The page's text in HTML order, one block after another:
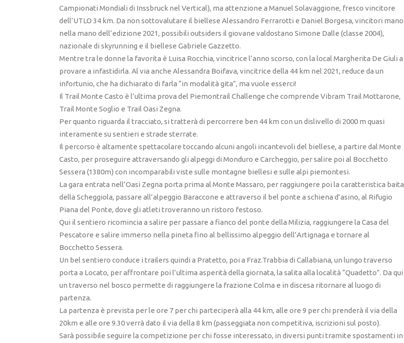
Campionati Mondiali di Inssbruck nel Vertical), ma attenzione a Manuel Solavaggione, fresco vincitore
dell’UTLO 34 km. Da non sottovalutare il biellese Alessandro Ferrarotti e Daniel Borgesa, vincitori mano
nella mano dell’edizione 2021, possibili outsiders il giovane valdostano Simone Dalle (classe 2004),
nazionale di skyrunning e il biellese Gabriele Gazzetto.
Mentre tra le donne la favorita è Luisa Rocchia, vincitrice l’anno scorso, con la local Margherita De Giuli a
provare a infastidirla. Al via anche Alessandra Boifava, vincitrice della 44 km nel 2021, reduce da un
infortunio, che ha dichiarato di farla “in modalità gita”, ma vuole esserci!
Il Trail Monte Casto è l’ultima prova del Piemontrail Challenge che comprende Vibram Trail Mottarone,
Trail Monte Soglio e Trail Oasi Zegna.
Per quanto riguarda il tracciato, si tratterà di percorrere ben 44 km con un dislivello di 2000 m quasi
interamente su sentieri e strade sterrate.
Il percorso è altamente spettacolare toccando alcuni angoli incantevoli del biellese, a partire dal Monte
Casto, per proseguire attraversando gli alpeggi di Monduro e Carcheggio, per salire poi al Bocchetto
Sessera (1380m) con incomparabili viste sulle montagne biellesi e sulle alpi piemontesi.
La gara entrata nell’Oasi Zegna porta prima al Monte Massaro, per raggiungere poi la caratteristica baita
della Scheggiola, passare all’alpeggio Baraccone e attraverso il bel ponte a schiena d’asino, al Rifugio
Piana del Ponte, dove gli atleti troveranno un ristoro festoso.
Qui il sentiero ricomincia a salire per passare a fianco del ponte della Milizia, raggiungere la Casa del
Pescatore e salire immerso nella pineta fino al bellissimo alpeggio dell’Artignaga e tornare al
Bocchetto Sessera.
Un bel sentiero conduce i trailers quindi a Pratetto, poi a Fraz.Trabbia di Callabiana, un lungo traverso
porta a Locato, per affrontare poi l’ultima asperità della giornata, la salita alla località “Quadetto”. Da qui
un traverso nel bosco permette di raggiungere la frazione Colma e in discesa ritornare al luogo di
partenza.
La partenza è prevista per le ore 7 per chi parteciperà alla 44 km, alle ore 9 per chi prenderà il via della
20km e alle ore 9.30 verrà dato il via della 8 km (passeggiata non competitiva, iscrizioni sul posto).
Sarà possibile seguire la competizione per chi fosse interessato, in diversi punti tramite spostamenti in